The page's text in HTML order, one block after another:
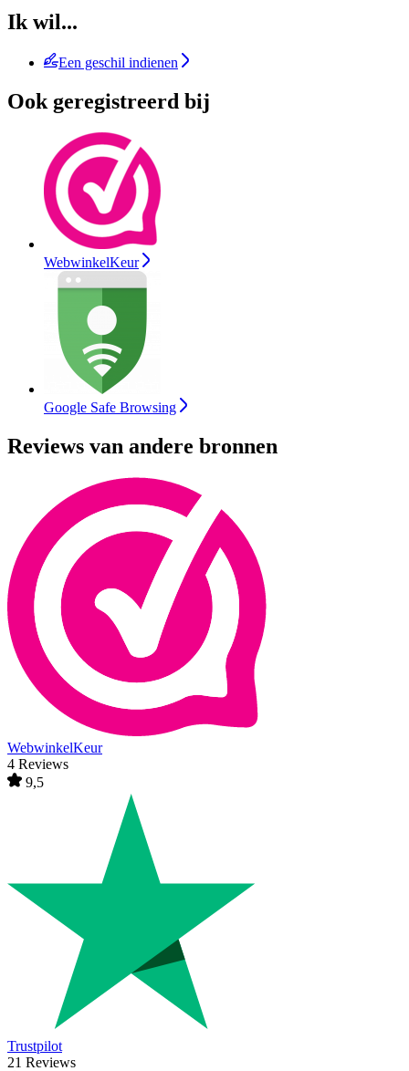
Ik wil...
Een geschil indienen
Ook geregistreerd bij
WebwinkelKeur
Google Safe Browsing
Reviews van andere bronnen
WebwinkelKeur
4 Reviews
9,5
Trustpilot
21 Reviews